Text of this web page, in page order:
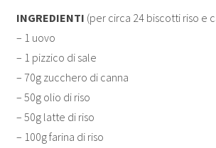
INGREDIENTI (per circa 24 biscotti riso e
– 1 uovo
– 1 pizzico di sale
– 70g zucchero di canna
– 50g olio di riso
– 50g latte di riso
– 100g farina di riso